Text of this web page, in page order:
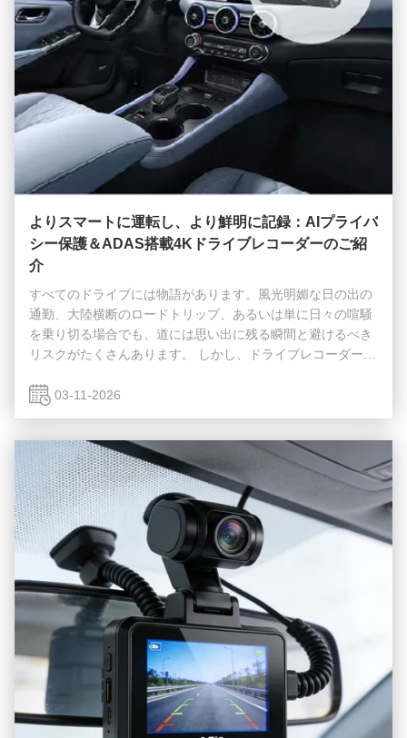
よりスマートに運転し、より鮮明に記録：AIプライバ
シー保護＆ADAS搭載4Kドライブレコーダーのご紹
介
すべてのドライブには物語があります。風光明媚な日の出の
通勤、大陸横断のロードトリップ、あるいは単に日々の喧騒
を乗り切る場合でも、道には思い出に残る瞬間と避けるべき
リスクがたくさんあります。 しかし、ドライブレコーダーが
イバシーを保護し、危険を知らせ、すべてを驚くべき鮮明さ
イブレコーダーです。現代のドライバーにとって究極の副操
縦士です。 真の4KウルトラHDで道路を目撃する 細部が重要
です。ナンバープレートを撮影したり、道路標識...
03-11-2026